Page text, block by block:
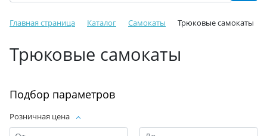
Главная страница Каталог Самокаты Трюковые самокаты
Трюковые самокаты
Подбор параметров
Розничная цена